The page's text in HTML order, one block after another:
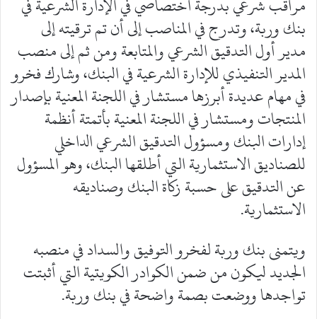
بنك وربة، وتدرج في المناصب إلى أن تم ترقيته إلى
مدير أول التدقيق الشرعي والمتابعة ومن ثم إلى منصب
المدير التنفيذي للإدارة الشرعية في البنك، وشارك فخرو
في مهام عديدة أبرزها مستشار في اللجنة المعنية بإصدار
المنتجات ومستشار في اللجنة المعنية بأتمتة أنظمة
إدارات البنك ومسؤول التدقيق الشرعي الداخلي
للصناديق الاستثمارية التي أطلقها البنك، وهو المسؤول
عن التدقيق على حسبة زكاة البنك وصناديقه
الاستثمارية.
ويتمنى بنك وربة لفخرو التوفيق والسداد في منصبه
الجديد ليكون من ضمن الكوادر الكويتية التي أثبتت
تواجدها ووضعت بصمة واضحة في بنك وربة.